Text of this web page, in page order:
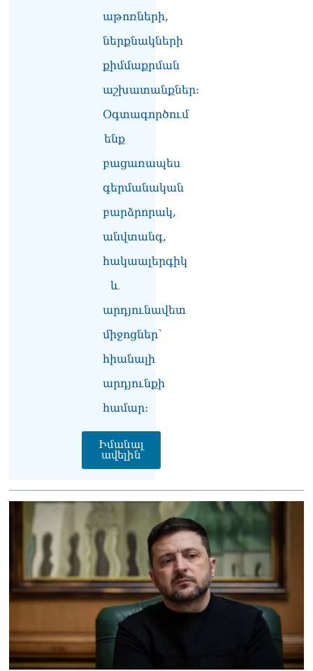
աթոռների,
ներքնակների
քիմմաքրման
աշխատանքներ:
Օգտագործում
ենք
բացառապես
գերմանական
բարձրորակ,
անվտանգ,
հակաալերգիկ
և
արդյունավետ
միջոցներ՝
հիանալի
արդյունքի
համար։
Իմանալ
ավելին